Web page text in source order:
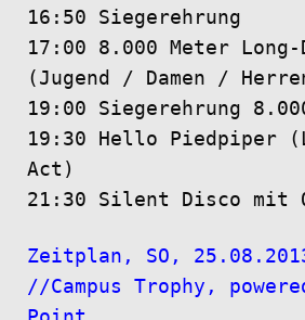
16:50 Siegerehrung
17:00 8.000 Meter Long-
(Jugend / Damen /
19:00 Siegerehrung
19:30 Hello Piedpiper
Act)
21:30 Silent Disco mit
Zeitplan, SO,
//Campus Trophy,